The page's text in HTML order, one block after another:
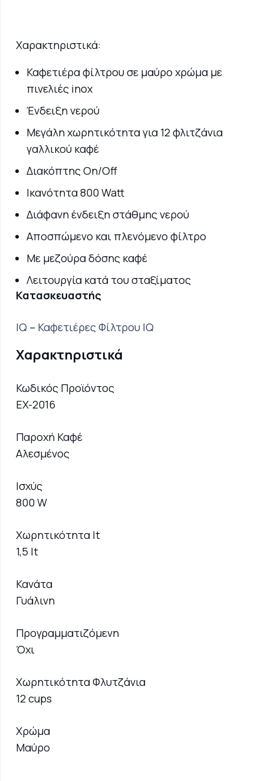
Χαρακτηριστικά:
Καφετιέρα φίλτρου σε μαύρο χρώμα με
πινελιές inox
Ένδειξη νερού
Μεγάλη χωρητικότητα για 12 φλιτζάνια
γαλλικού καφέ
Διακόπτης On/Off
Ικανότητα 800 Watt
Διάφανη ένδειξη στάθμης νερού
Αποσπώμενο και πλενόμενο φίλτρο
Με μεζούρα δόσης καφέ
Λειτουργία κατά του σταξίματος
Κατασκευαστής
IQ – Καφετιέρες Φίλτρου IQ
Χαρακτηριστικά
Κωδικός Προϊόντος
EX-2016
Παροχή Καφέ
Αλεσμένος
Ισχύς
800 W
Χωρητικότητα lt
1,5 lt
Κανάτα
Γυάλινη
Προγραμματιζόμενη
Όχι
Χωρητικότητα Φλυτζάνια
12 cups
Χρώμα
Μαύρο